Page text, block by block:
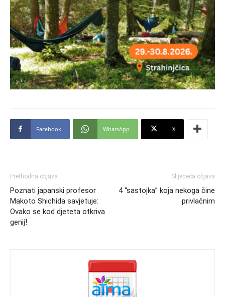
Facebook WhatsApp X
Prethodna objava
Poznati japanski profesor
Makoto Shichida savjetuje:
Ovako se kod djeteta otkriva
genij!
Slijedeća objava
4 “sastojka” koja nekoga čine
privlačnim